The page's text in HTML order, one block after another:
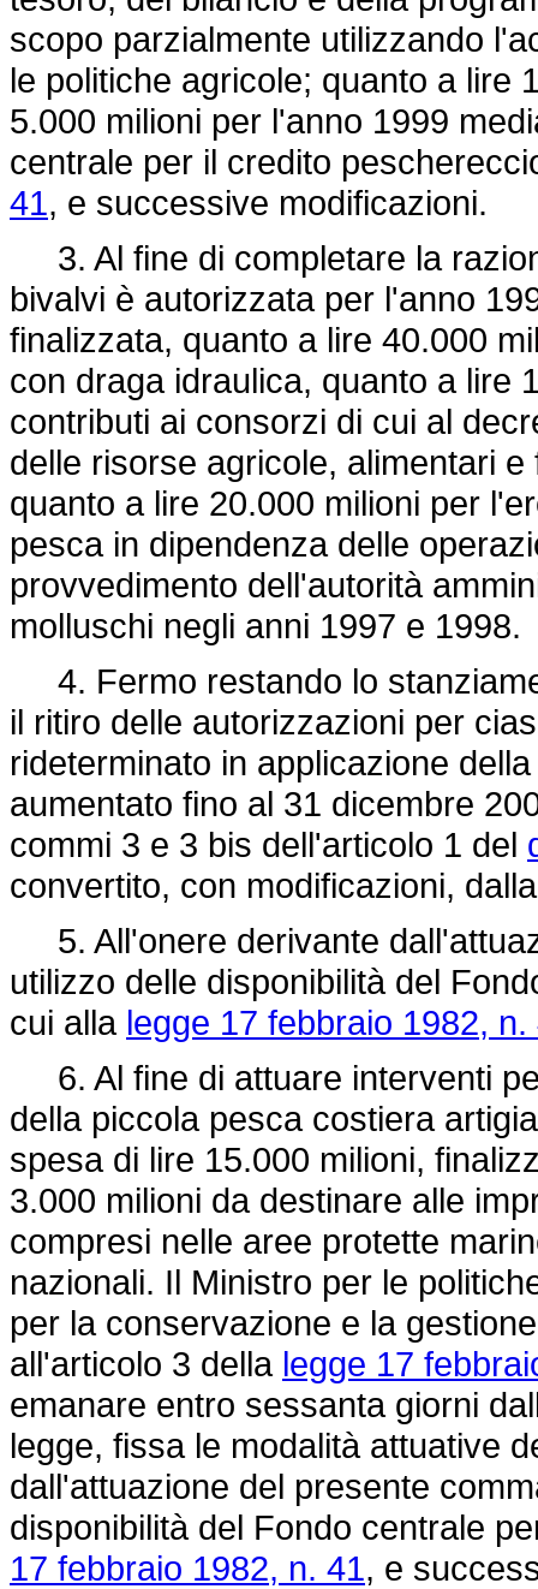
scopo parzialmente utilizzando
le politiche agricole; quanto a lire
5.000 milioni per l'anno 1999
centrale per il credito
41, e successive modificazioni.
3. Al fine di completare la
bivalvi è autorizzata per l'anno
finalizzata, quanto a lire 40.000
con draga idraulica, quanto a lire
contributi ai consorzi di cui al
delle risorse agricole, alimentari
quanto a lire 20.000 milioni per
pesca in dipendenza delle
provvedimento dell'autorità
molluschi negli anni 1997 e 1998.
4. Fermo restando lo
il ritiro delle autorizzazioni per
rideterminato in applicazione
aumentato fino al 31 dicembre
commi 3 e 3 bis dell'articolo 1 del
convertito, con modificazioni,
5. All'onere derivante
utilizzo delle disponibilità del
cui alla legge 17 febbraio 1982, n.
6. Al fine di attuare interventi
della piccola pesca costiera
spesa di lire 15.000 milioni,
3.000 milioni da destinare alle
compresi nelle aree protette
nazionali. Il Ministro per le
per la conservazione e la
all'articolo 3 della legge 17
emanare entro sessanta giorni
legge, fissa le modalità attuative
dall'attuazione del presente
disponibilità del Fondo centrale
17 febbraio 1982, n. 41, e